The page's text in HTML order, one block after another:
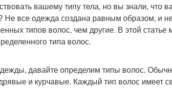
вашему типу тела, но вы знали, что
Не все одежда создана равным образом, и
типов волос, чем другие. В этой
типа волос.
давайте определим типы волос.
и курчавые. Каждый тип волос имеет